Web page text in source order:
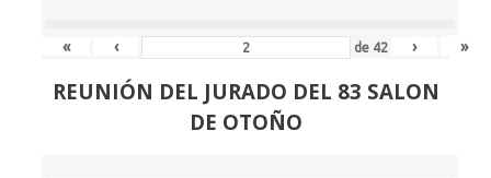
« ‹ de 42 › »
REUNIÓN DEL JURADO DEL 83 SALON
DE OTOÑO